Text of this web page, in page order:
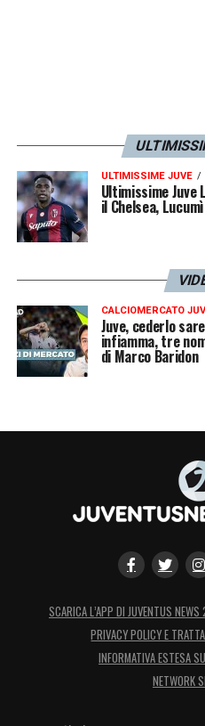
ULTIMISSIME JUVE
Ultimissime Juve
il Chelsea,
CALCIOMERCATO
Juve, cederlo
infiamma, tre
di Marco Baridon
SCARICA L’APP DI JUVENTUS
PRIVACY POLICY E
INFORMATIVA ESTESA
NETWORK